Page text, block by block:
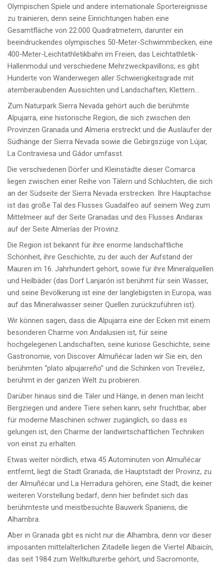
Olympischen Spiele und andere internationale Sportereignisse
zu trainieren, denn seine Einrichtungen haben eine
Gesamtfläche von 22.000 Quadratmetern, darunter ein
beeindruckendes olympisches 50-Meter-Schwimmbecken, eine
400-Meter-Leichtathletikbahn im Freien, das Leichtathletik-
Hallenmodul und verschiedene Mehrzweckpavillons; es gibt
Hunderte von Wanderwegen aller Schwierigkeitsgrade mit
atemberaubenden Aussichten und Landschaften; Klettern…
Zum Naturpark Sierra Nevada gehört auch die berühmte
Alpujarra, eine historische Region, die sich zwischen den
Provinzen Granada und Almeria erstreckt und die Ausläufer der
Südhänge der Sierra Nevada sowie die Gebirgszüge von Lújar,
La Contraviesa und Gádor umfasst.
Die verschiedenen Dörfer und Kleinstädte dieser Comarca
liegen zwischen einer Reihe von Tälern und Schluchten, die sich
an der Südseite der Sierra Nevada erstrecken. Ihre Hauptachse
ist das große Tal des Flusses Guadalfeo auf seinem Weg zum
Mittelmeer auf der Seite Granadas und des Flusses Andarax
auf der Seite Almerías der Provinz.
Die Region ist bekannt für ihre enorme landschaftliche
Schönheit, ihre Geschichte, zu der auch der Aufstand der
Mauren im 16. Jahrhundert gehört, sowie für ihre Mineralquellen
und Heilbäder (das Dorf Lanjarón ist berühmt für sein Wasser,
und seine Bevölkerung ist eine der langlebigsten in Europa, was
auf das Mineralwasser seiner Quellen zurückzuführen ist).
Wir können sagen, dass die Alpujarra eine der Ecken mit einem
besonderen Charme von Andalusien ist, für seine
hochgelegenen Landschaften, seine kuriose Geschichte, seine
Gastronomie, von Discover Almuñécar laden wir Sie ein, den
berühmten “plato alpujarreño” und die Schinken von Trevélez,
berühmt in der ganzen Welt zu probieren.
Darüber hinaus sind die Täler und Hänge, in denen man leicht
Bergziegen und andere Tiere sehen kann, sehr fruchtbar, aber
für moderne Maschinen schwer zugänglich, so dass es
gelungen ist, den Charme der landwirtschaftlichen Techniken
von einst zu erhalten.
Etwas weiter nördlich, etwa 45 Autominuten von Almuñécar
entfernt, liegt die Stadt Granada, die Hauptstadt der Provinz, zu
der Almuñécar und La Herradura gehören, eine Stadt, die keiner
weiteren Vorstellung bedarf, denn hier befindet sich das
berühmteste und meistbesuchte Bauwerk Spaniens, die
Alhambra.
Aber in Granada gibt es nicht nur die Alhambra, denn vor dieser
imposanten mittelalterlichen Zitadelle liegen die Viertel Albaicín,
das seit 1984 zum Weltkulturerbe gehört, und Sacromonte,